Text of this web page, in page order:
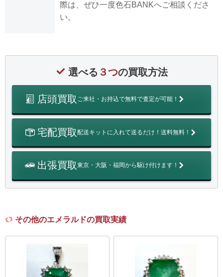
際は、ぜひ一度色石BANKへご相談くださ
い。
選べる ３つの買取方法
店頭買取 ご来社・お持込で無料で査定が可能！
宅配買取配送キットに入れて送るだけ！送料無料！
出張買取東京・大阪・福岡から駆け付けます！
その他のエメラルドの買取実績